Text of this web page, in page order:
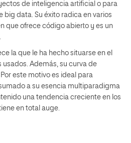
de inteligencia artificial o para
big data. Su éxito radica en varios
que ofrece código abierto y es un
la que le ha hecho situarse en el
Además, su curva de
este motivo es ideal para
a su esencia multiparadigma
una tendencia creciente en los
en total auge.